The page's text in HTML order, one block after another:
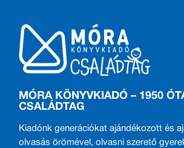
MÓRA KÖNYVKIADÓ – 1950
CSALÁDTAG
Kiadónk generációkat ajándékozott és
olvasás örömével, olvasni szerető